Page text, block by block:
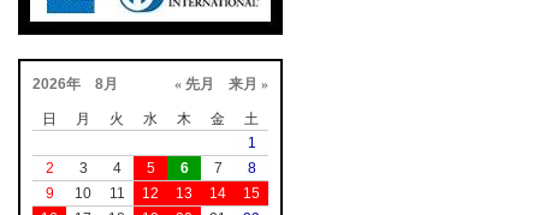
来月 »
« 先月
2026年 8月
日 月 火 水 木 金
土
1
2
3 4 5 6 7
8
9
10 11 12 13 14
15